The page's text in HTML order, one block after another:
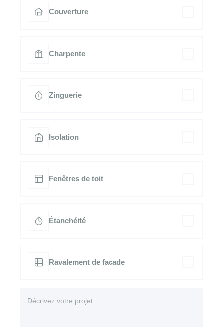
Couverture
Charpente
Zinguerie
Isolation
Fenêtres de toit
Étanchéité
Ravalement de façade